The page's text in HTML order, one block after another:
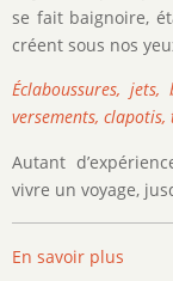
se fait baignoire,
créent sous nos
Éclaboussures,
versements,
Autant
vivre un voyage,
En savoir plus